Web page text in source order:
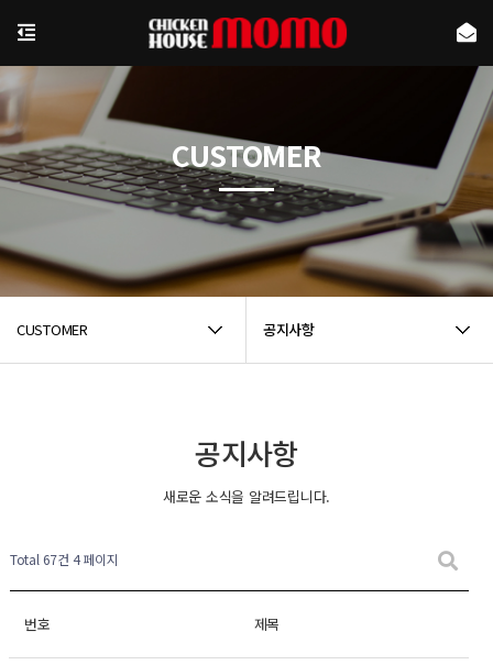
CUSTOMER 공지사항
CUSTOMER
공지사항
새로운 소식을 알려드립니다.
Total 67건 4 페이지
번호 제목